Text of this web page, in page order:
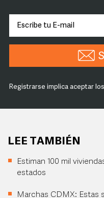
Registrarse implica aceptar los
LEE TAMBIÉN
Estiman 100 mil
estados
Marchas CDMX: Estas